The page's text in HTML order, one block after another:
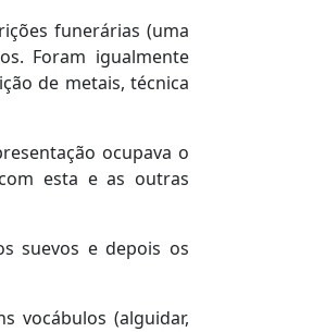
funerárias (uma
Foram igualmente
de metais, técnica
ocupava o
esta e as outras
suevos e depois os
vocábulos (alguidar,